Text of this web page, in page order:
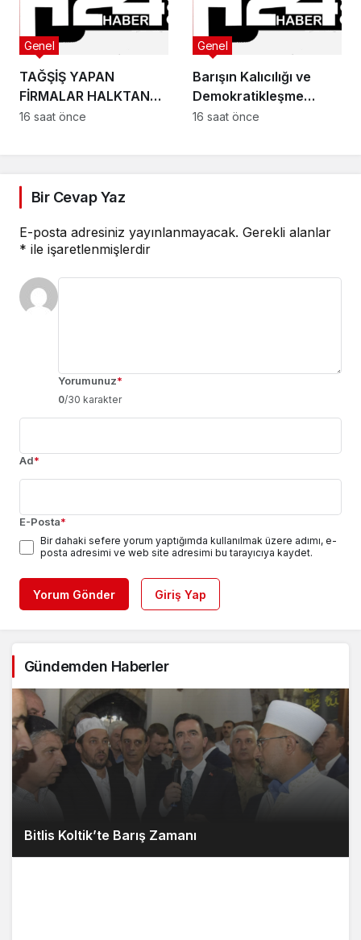
TAĞŞİŞ YAPAN
FİRMALAR HALKTAN
ÖZÜR DİLEMELİ!
Genel
16 saat önce
Barışın Kalıcılığı ve
Demokratikleşme
İhtiyacı
Genel
16 saat önce
Bir Cevap Yaz
E-posta adresiniz yayınlanmayacak. Gerekli alanlar
* ile işaretlenmişlerdir
Yorumunuz*
0/30 karakter
Ad*
E-Posta*
Bir dahaki sefere yorum yaptığımda kullanılmak üzere adımı, e-
posta adresimi ve web site adresimi bu tarayıcıya kaydet.
Yorum Gönder Giriş Yap
Gündemden Haberler
Bitlis Koltik’te Barış Zamanı